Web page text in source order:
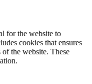
for the website to
cookies that ensures
the website. These